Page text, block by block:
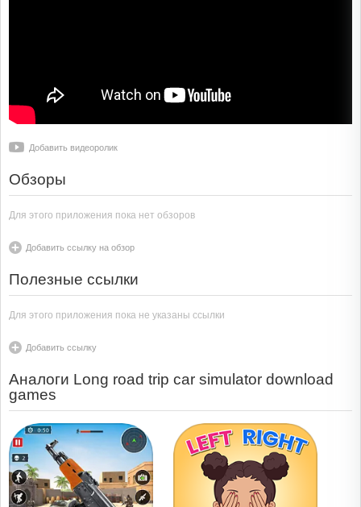
Добавить видеоролик
Обзоры
Для этого приложения пока нет обзоров
Добавить ссылку на обзор
Полезные ссылки
Для этого приложения пока не указаны ссылки
Добавить ссылку
Аналоги Long road trip car simulator download
games